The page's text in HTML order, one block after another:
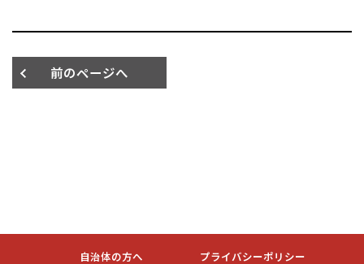
前のページへ
自治体の方へ
プライバシーポリシー